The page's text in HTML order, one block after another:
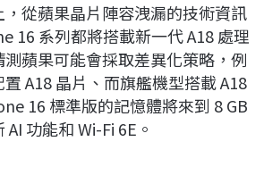
從蘋果晶片陣容洩漏的技術資訊
16 系列都將搭載新一代 A18 處理
蘋果可能會採取差異化策略，例
A18 晶片、而旗艦機型搭載 A18
16 標準版的記憶體將來到 8 GB
功能和 Wi-Fi 6E。